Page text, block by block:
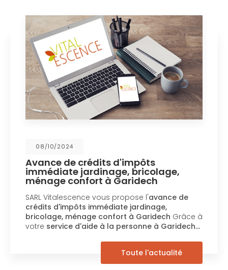
08/10/2024
Avance de crédits d'impôts
immédiate jardinage, bricolage,
ménage confort à Garidech
SARL Vitalescence vous propose l' avance de
crédits d'impôts immédiate jardinage,
bricolage, ménage confort à GaridechGrâce à
votreservice d'aide à la personne à Garidech…
Toute l'actualité